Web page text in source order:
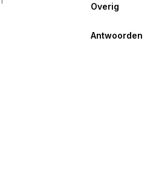
Overig
Antwoorden